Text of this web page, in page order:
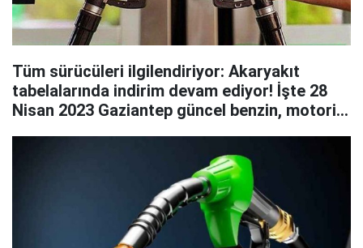
Tüm sürücüleri ilgilendiriyor: Akaryakıt
tabelalarında indirim devam ediyor! İşte 28
Nisan 2023 Gaziantep güncel benzin, motorin